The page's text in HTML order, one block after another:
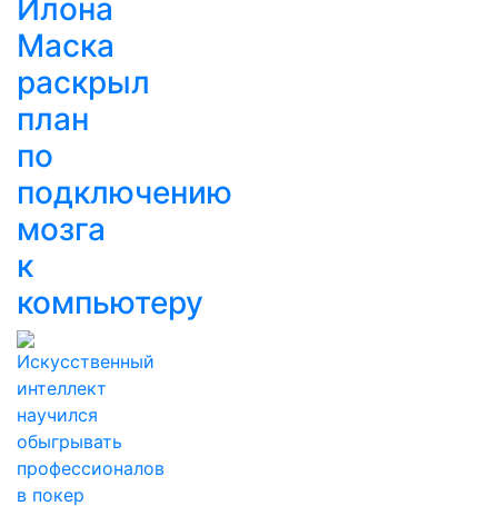
Илона
Маска
раскрыл
план
по
подключению
мозга
к
компьютеру